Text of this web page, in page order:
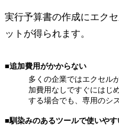
実行予算書の作成にエク
ットが得られます。
■追加費用がかからない
多くの企業ではエクセル
加費用なしですぐにはじ
する場合でも、専用のシ
■馴染みのあるツールで使いやす